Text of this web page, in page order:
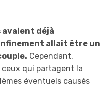
avaient déjà
allait être un
Cependant,
ceux qui partagent la
éventuels causés